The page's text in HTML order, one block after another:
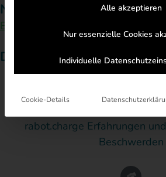
Navigation:
Erfahrungen
Das finden Sie hier:
rabot.charge Erfahrungen
Beschwerden
Alle akzeptieren
Nur essenzielle Cookies
Individuelle
Cookie-Details